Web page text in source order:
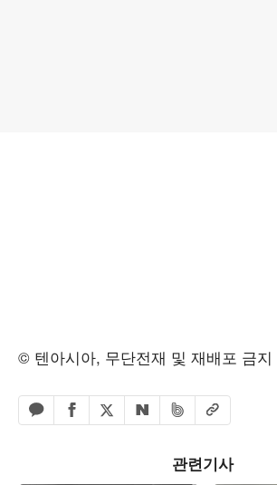
© 텐아시아, 무단전재 및 재배포 금지
카카오톡 공유하기
페이스북 공유하기
엑스 공유하기
네이버 공유하기
밴드 공유하기
URL복사
관련기사